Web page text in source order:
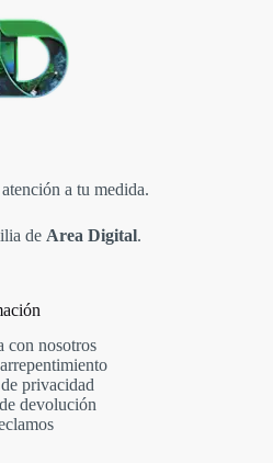
a tu medida.
de Area Digital.
con nosotros
privacidad
devolución